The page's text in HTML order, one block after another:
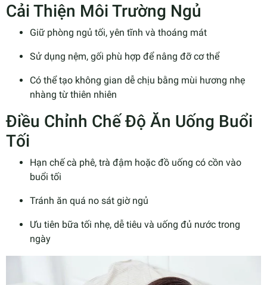
Cải Thiện Môi Trường Ngủ
Giữ phòng ngủ tối, yên tĩnh và thoáng mát
Sử dụng nệm, gối phù hợp để nâng đỡ cơ thể
Có thể tạo không gian dễ chịu bằng mùi hương nhẹ
nhàng từ thiên nhiên
Điều Chỉnh Chế Độ Ăn Uống Buổi
Tối
Hạn chế cà phê, trà đậm hoặc đồ uống có cồn vào
buổi tối
Tránh ăn quá no sát giờ ngủ
Ưu tiên bữa tối nhẹ, dễ tiêu và uống đủ nước trong
ngày